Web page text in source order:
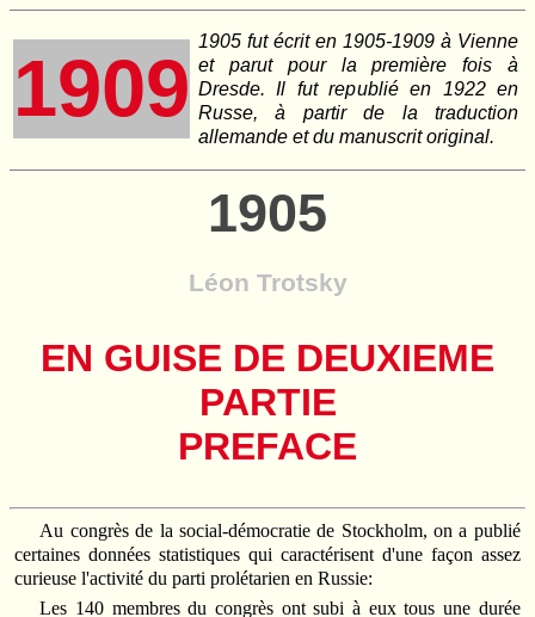
1909
1905 fut écrit en 1905-1909 à Vienne
et parut pour la première fois à
Dresde. Il fut republié en 1922 en
Russe, à partir de la traduction
allemande et du manuscrit original.
1905
Léon Trotsky
EN GUISE DE DEUXIEME
PARTIE
PREFACE
Au congrès de la social‑démocratie de Stockholm, on a publié
certaines données statistiques qui caractérisent d'une façon assez
curieuse l'activité du parti prolétarien en Russie:
Les 140 membres du congrès ont subi à eux tous une durée